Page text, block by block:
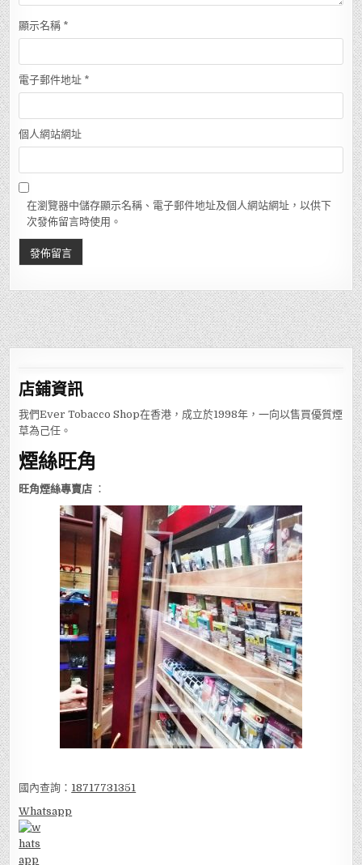
顯示名稱 *
電子郵件地址 *
個人網站網址
在瀏覽器中儲存顯示名稱、電子郵件地址及個人網站網址，以供下
次發佈留言時使用。
店鋪資訊
我們Ever Tobacco Shop在香港，成立於1998年，一向以售買優質煙
草為己任。
煙絲旺角
旺角煙絲專賣店 ：
國內查詢： 18717731351
Whatsapp